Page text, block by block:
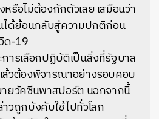
รือไม่ต้องกักตัวเลย เสมือนว่า
ได้ย้อนกลับสู่ความปกติก่อน
ด-19
การเลือกปฏิบัติเป็นสิ่งที่รัฐบาล
วต้องพิจารณาอย่างรอบคอบ
ยวัคซีนพาสปอร์ต นอกจากนี้
วถูกบังคับใช้ไปทั่วโลก